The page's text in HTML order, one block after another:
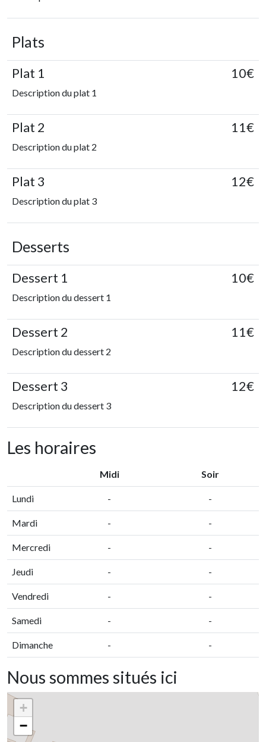
Plats
Plat 1
Description du plat 1
10€
Plat 2
Description du plat 2
11€
Plat 3
Description du plat 3
12€
Desserts
Dessert 1
Description du dessert 1
10€
Dessert 2
Description du dessert 2
11€
Dessert 3
Description du dessert 3
12€
Les horaires
Midi Soir
Lundi - -
Mardi - -
Mercredi - -
Jeudi - -
Vendredi - -
Samedi - -
Dimanche - -
Nous sommes situés ici
+
−